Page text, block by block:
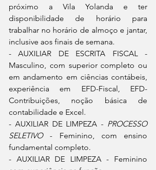
próximo a Vila Yolanda e ter
disponibilidade de horário para
trabalhar no horário de almoço e jantar,
inclusive aos finais de semana.
- AUXILIAR DE ESCRITA FISCAL -
Masculino, com superior completo ou
em andamento em ciências contábeis,
experiência em EFD-Fiscal, EFD-
Contribuições, noção básica de
contabilidade e Excel.
- AUXILIAR DE LIMPEZA - PROCESSO
SELETIVO - Feminino, com ensino
fundamental completo.
- AUXILIAR DE LIMPEZA - Feminino